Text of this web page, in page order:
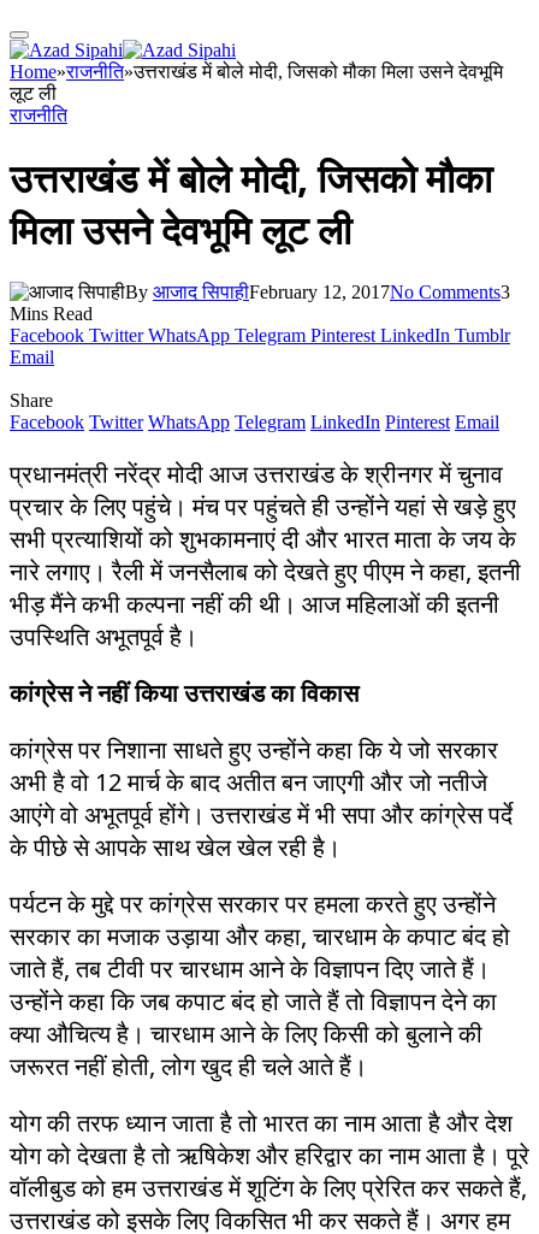
Home»राजनीति»उत्तराखंड में बोले मोदी, जिसको मौका मिला उसने देवभूमि
लूट ली
राजनीति
उत्तराखंड में बोले मोदी, जिसको मौका
मिला उसने देवभूमि लूट ली
By आजाद सिपाहीFebruary 12, 2017No Comments3
Mins Read
Facebook Twitter WhatsApp Telegram Pinterest LinkedIn Tumblr
Email
Share
Facebook Twitter WhatsApp Telegram LinkedIn Pinterest Email
प्रधानमंत्री नरेंद्र मोदी आज उत्तराखंड के श्रीनगर में चुनाव
प्रचार के लिए पहुंचे। मंच पर पहुंचते ही उन्होंने यहां से खड़े हुए
सभी प्रत्याशियों को शुभकामनाएं दी और भारत माता के जय के
नारे लगाए। रैली में जनसैलाब को देखते हुए पीएम ने कहा, इतनी
भीड़ मैंने कभी कल्पना नहीं की थी। आज महिलाओं की इतनी
उपस्थिति अभूतपूर्व है।
कांग्रेस ने नहीं किया उत्तराखंड का विकास
कांग्रेस पर निशाना साधते हुए उन्होंने कहा कि ये जो सरकार
अभी है वो 12 मार्च के बाद अतीत बन जाएगी और जो नतीजे
आएंगे वो अभूतपूर्व होंगे। उत्तराखंड में भी सपा और कांग्रेस पर्दे
के पीछे से आपके साथ खेल खेल रही है।
पर्यटन के मुद्दे पर कांग्रेस सरकार पर हमला करते हुए उन्होंने
सरकार का मजाक उड़ाया और कहा, चारधाम के कपाट बंद हो
जाते हैं, तब टीवी पर चारधाम आने के विज्ञापन दिए जाते हैं।
उन्होंने कहा कि जब कपाट बंद हो जाते हैं तो विज्ञापन देने का
क्या औचित्य है। चारधाम आने के लिए किसी को बुलाने की
जरूरत नहीं होती, लोग खुद ही चले आते हैं।
योग की तरफ ध्यान जाता है तो भारत का नाम आता है और देश
योग को देखता है तो ऋषिकेश और हरिद्वार का नाम आता है। पूरे
वॉलीबुड को हम उत्तराखंड में शूटिंग के लिए प्रेरित कर सकते हैं,
उत्तराखंड को इसके लिए विकसित भी कर सकते हैं। अगर हम